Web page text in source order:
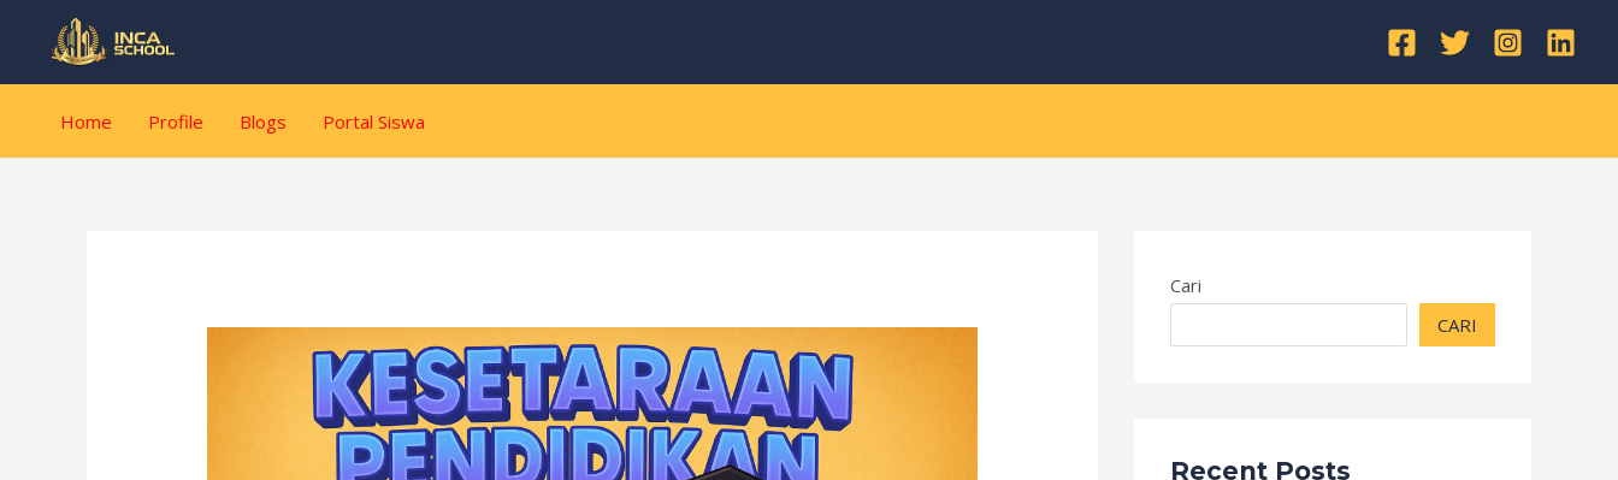
Home Profile Blogs Portal Siswa
navigation
Cari
CARI
Recent Posts